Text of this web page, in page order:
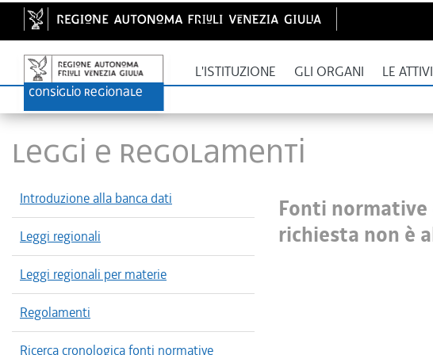
L'ISTITUZIONE GLI ORGANI LE
LEGGI E REGOLAMENTI
Introduzione alla banca dati
Leggi regionali
Leggi regionali per materie
Regolamenti
Ricerca cronologica fonti normative
Fonti normative
richiesta non è